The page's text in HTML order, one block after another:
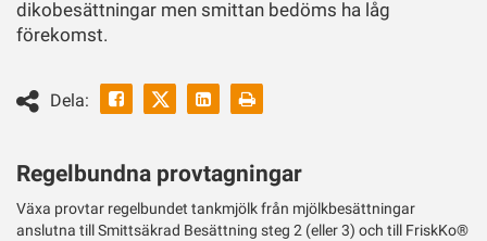
dikobesättningar men smittan bedöms ha låg
förekomst.
Dela:
Facebook LinkedinSkriv
Regelbundna provtagningar
Växa provtar regelbundet tankmjölk från mjölkbesättningar
anslutna till Smittsäkrad Besättning steg 2 (eller 3) och till FriskKo®